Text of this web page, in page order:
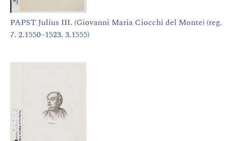
PAPST Julius III. (Giovanni Maria Ciocchi del Monte) (reg.
7. 2.1550–1523. 3.1555)